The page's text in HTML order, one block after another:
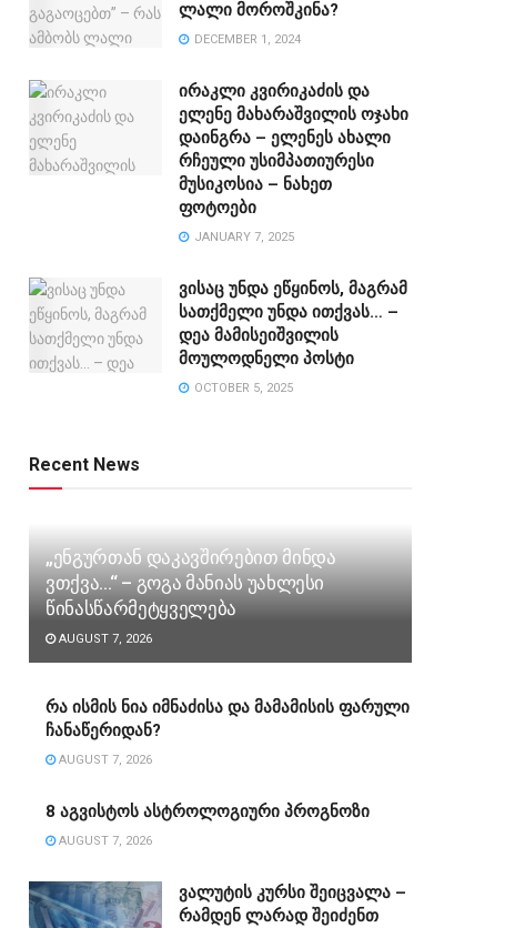
ლალი მოროშკინა?
DECEMBER 1, 2024
ირაკლი კვირიკაძის და
ელენე მახარაშვილის ოჯახი
დაინგრა – ელენეს ახალი
რჩეული უსიმპათიურესი
მუსიკოსია – ნახეთ
ფოტოები
JANUARY 7, 2025
ვისაც უნდა ეწყინოს, მაგრამ
სათქმელი უნდა ითქვას… –
დეა მამისეიშვილის
მოულოდნელი პოსტი
OCTOBER 5, 2025
Recent News
„ენგურთან დაკავშირებით მინდა
ვთქვა…“ – გოგა მანიას უახლესი
წინასწარმეტყველება
AUGUST 7, 2026
რა ისმის ნია იმნაძისა და მამამისის ფარული
ჩანაწერიდან?
AUGUST 7, 2026
8 აგვისტოს ასტროლოგიური პროგნოზი
AUGUST 7, 2026
ვალუტის კურსი შეიცვალა –
რამდენ ლარად შეიძენთ